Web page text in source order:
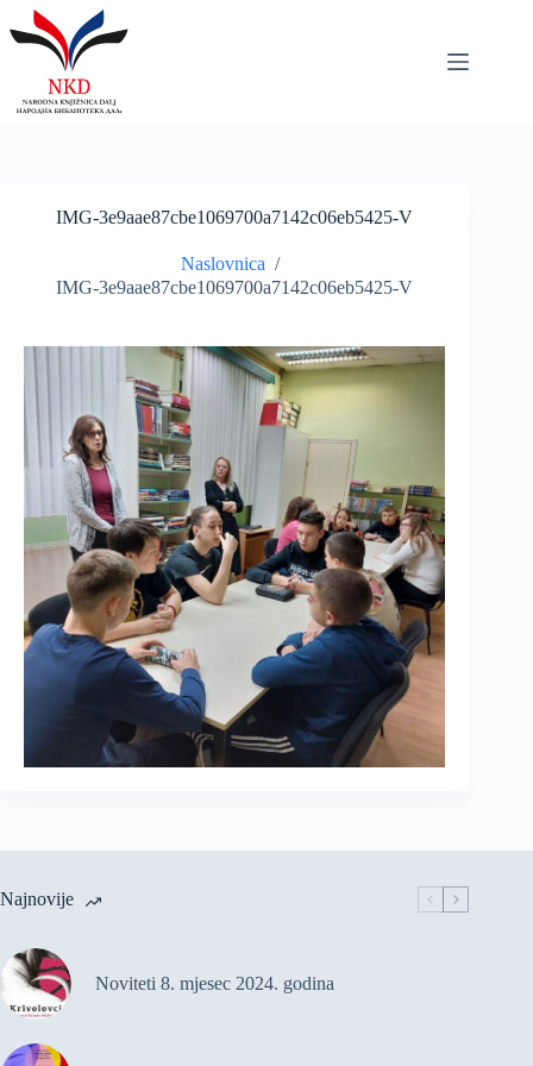
to
content
IMG-3e9aae87cbe1069700a7142c06eb5425-V
Naslovnica /
IMG-3e9aae87cbe1069700a7142c06eb5425-V
Najnovije
Noviteti 8. mjesec 2024. godina